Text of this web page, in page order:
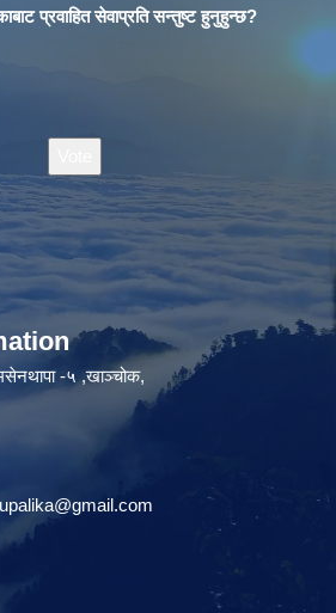
प्रवाहित सेवाप्रति सन्तुष्ट हुनुहुन्छ?
-५ ,खाञ्चोक,